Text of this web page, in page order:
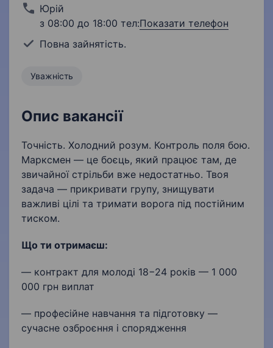
Юрій
з 08:00 до 18:00 тел:Показати телефон
Повна зайнятість.
Уважність
Опис вакансії
Точність. Холодний розум. Контроль поля бою.
Марксмен — це боєць, який працює там, де
звичайної стрільби вже недостатньо. Твоя
задача — прикривати групу, знищувати
важливі цілі та тримати ворога під постійним
тиском.
Що ти отримаєш:
— контракт для молоді 18−24 років — 1 000
000 грн виплат
— професійне навчання та підготовку —
сучасне озброєння і спорядження